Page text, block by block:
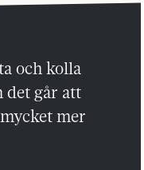
och kolla
det går att
mer